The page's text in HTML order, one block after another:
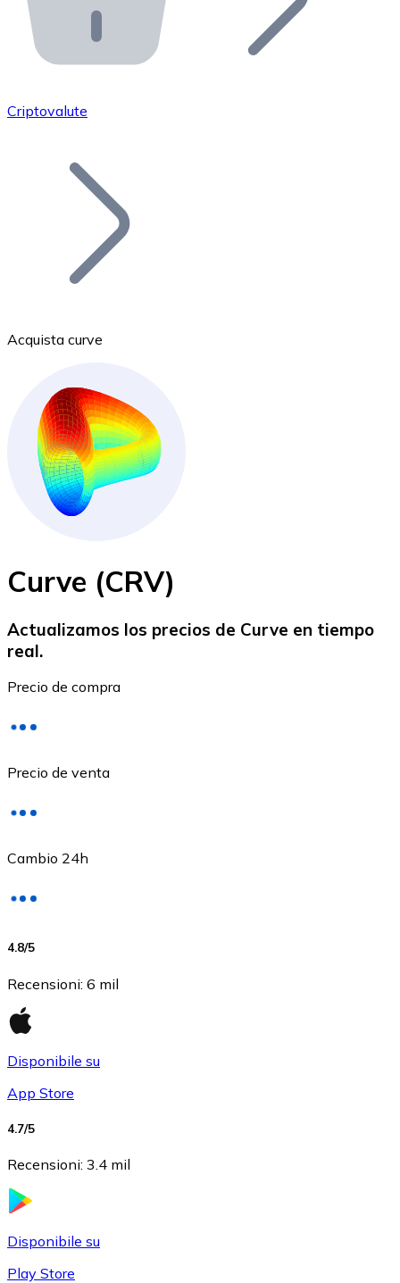
API Bitnovo
Integra la nostra API nel tuo ecosistema.
Unisciti alla nostra rete di rivenditori e
Aggiungi il token del tuo progetto al nostro servizio di
Bitcoin
BTC
Ethereum
ETH
Criptovalute
Acquista curve
Curve (CRV)
Actualizamos los precios de Curve en tiempo
real.
Precio de compra
Precio de venta
Cambio 24h
4.8/5
Recensioni: 6 mil
Disponibile su
App Store
4.7/5
Recensioni: 3.4 mil
Disponibile su
Play Store